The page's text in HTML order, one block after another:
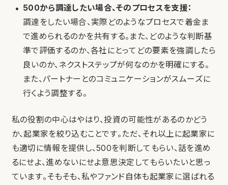
500から調達したい場合、そのプロセスを支援：
調達をしたい場合、実際どのようなプロセスで着金ま
で進められるのかを共有する。また、どのような判断基
準で評価するのか、各社にとってどの要素を強調したら
良いのか、ネクストステップが何なのかを明確にする。
また、パートナーとのコミュニケーションがスムーズに
行くよう調整する。
私の役割の中心はやはり、投資の可能性があるのかどう
か、起業家を絞り込むことです。ただ、それ以上に起業家に
も適切に情報を提供し、500を判断してもらい、話を進め
るにせよ、進めないにせよ意思決定してもらいたいと思っ
ています。そもそも、私やファンド自体も起業家に選ばれる